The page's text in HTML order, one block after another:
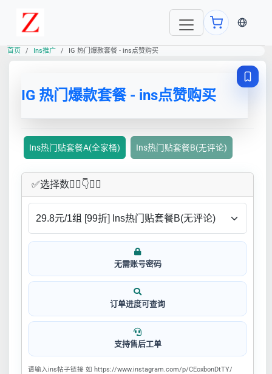
当前语
首页 Ins推广 IG 热门爆款套餐 - ins点赞购买
IG 热门爆款套餐 - ins点赞购买
Ins热门贴套餐A(全家桶) Ins热门贴套餐B(无评论)
✅​选择数👇🏻​​👇👇🏻​​
无需账号密码
订单进度可查询
支持售后工单
请输入ins帖子链接 如 https://www.instagram.com/p/CEoxbonDtTY/